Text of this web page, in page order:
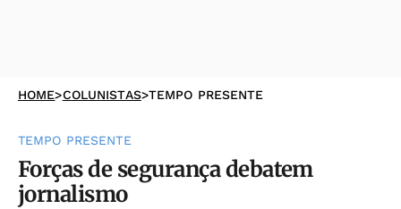
HOME>COLUNISTAS>TEMPO PRESENTE
TEMPO PRESENTE
Forças de segurança debatem
jornalismo